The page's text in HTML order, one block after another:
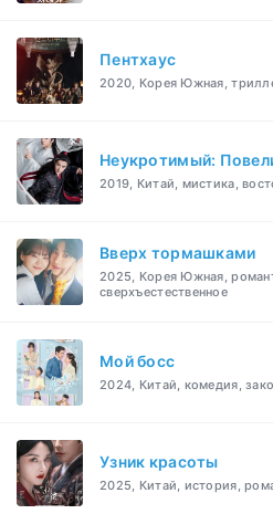
Пентхаус
2020, Корея Южная,
Неукротимый:
2019, Китай, мистика,
Вверх тормашками
2025, Корея Южная,
сверхъестественное
Мой босс
2024, Китай, комедия,
Узник красоты
2025, Китай, история,